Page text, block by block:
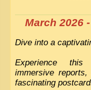
March 2026
Dive into a
Experience this
immersive
fascinating